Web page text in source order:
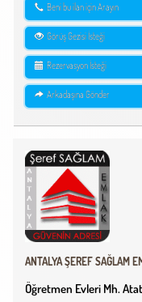
Beni bu ilan için Arayın
Görüş Gezisi İsteği
Rezervasyon İsteği
Arkadaşına Gönder
ANTALYA ŞEREF SAĞLAM
Öğretmen Evleri Mh.